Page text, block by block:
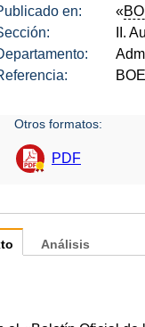
en: «
II.
Otros formatos:
PDF
Análisis